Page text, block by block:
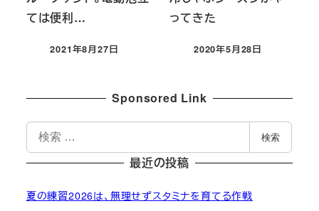
ては便利…
投稿日
2021年8月27日
ってきた
投稿日
2020年5月28日
Sponsored Link
索
検索
最近の投稿
夏の練習2026は、無理せずスタミナを育てる作戦